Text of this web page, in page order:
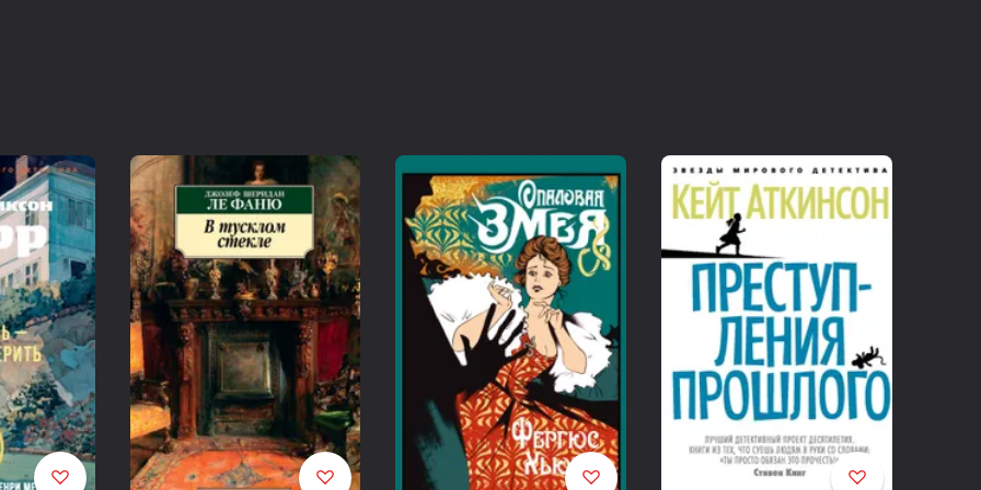
Посвящается Ронде Роби, сверхновой
Как ни совершенно крыло птицы, оно никогда не смогло бы поднять ее ввысь, не опираясь на воздух. Факты —
это воздух ученого.
Иван Павлов, физиолог, лауреат Нобелевской премии.«Письмо к молодежи»